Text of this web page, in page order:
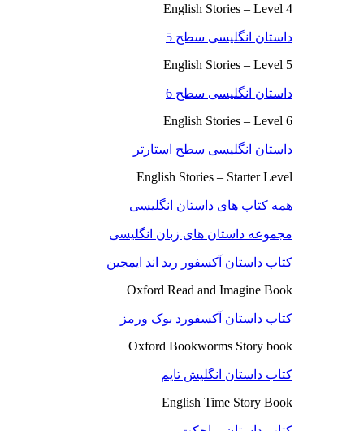
English Stories – Level 4
داستان انگلیسی سطح 5
English Stories – Level 5
داستان انگلیسی سطح 6
English Stories – Level 6
داستان انگلیسی سطح استارتر
English Stories – Starter Level
همه کتاب های داستان انگلیسی
مجموعه داستان های زبان انگلیسی
کتاب داستان آکسفور رید اند ایمجین
Oxford Read and Imagine Book
کتاب داستان آکسفورد بوک ورمز
Oxford Bookworms Story book
کتاب داستان انگلیش تایم
English Time Story Book